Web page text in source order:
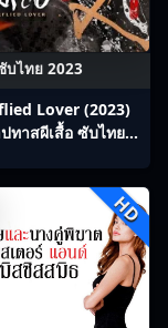
บไทย 2023
Lover (2023)
ทาสผีเสื้อ ซับไทย
HD